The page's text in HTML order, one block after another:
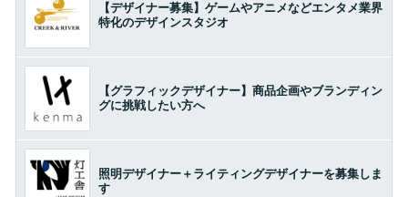
【デザイナー募集】ゲームやアニメなどエンタメ業界
特化のデザインスタジオ
【グラフィックデザイナー】商品企画やブランディン
グに挑戦したい方へ
照明デザイナー＋ライティングデザイナーを募集しま
す